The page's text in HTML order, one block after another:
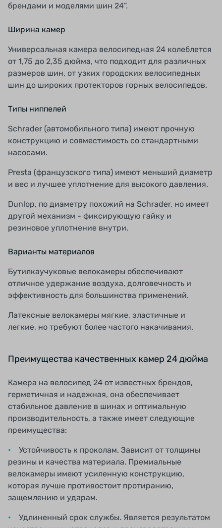
брендами и моделями шин 24”.
Ширина камер
Универсальная камера велосипедная 24 колеблется
от 1,75 до 2,35 дюйма, что подходит для различных
размеров шин, от узких городских велосипедных
шин до широких протекторов горных велосипедов.
Типы ниппелей
Schrader (автомобильного типа) имеют прочную
конструкцию и совместимость со стандартными
насосами.
Presta (французского типа) имеют меньший диаметр
и вес и лучшее уплотнение для высокого давления.
Dunlop, по диаметру похожий на Schrader, но имеет
другой механизм - фиксирующую гайку и
резиновое уплотнение внутри.
Варианты материалов
Бутилкаучуковые велокамеры обеспечивают
отличное удержание воздуха, долговечность и
эффективность для большинства применений.
Латексные велокамеры мягкие, эластичные и
легкие, но требуют более частого накачивания.
Преимущества качественных камер 24 дюйма
Камера на велосипед 24 от известных брендов,
герметичная и надежная, она обеспечивает
стабильное давление в шинах и оптимальную
производительность, а также имеет следующие
преимущества:
Устойчивость к проколам. Зависит от толщины
резины и качества материала. Премиальные
велокамеры имеют усиленную конструкцию,
которая лучше противостоит протиранию,
защемлению и ударам.
Удлиненный срок службы. Является результатом